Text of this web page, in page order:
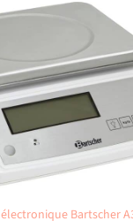
Bartscher